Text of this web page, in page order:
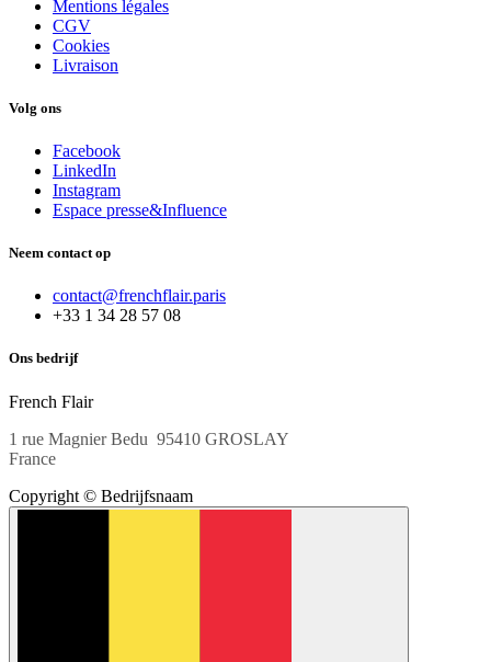
Mentions légales
CGV
Cookies
Livraison
Volg ons
Facebook
LinkedIn
Instagram
Espace presse&Influence
Neem contact op
contact@frenchflair.paris
+33 1 34 28 57 08
Ons bedrijf
French Flair
1​ rue Magnier Bedu 95410 GROSLAY
France
Copyright © Bedrijfsnaam